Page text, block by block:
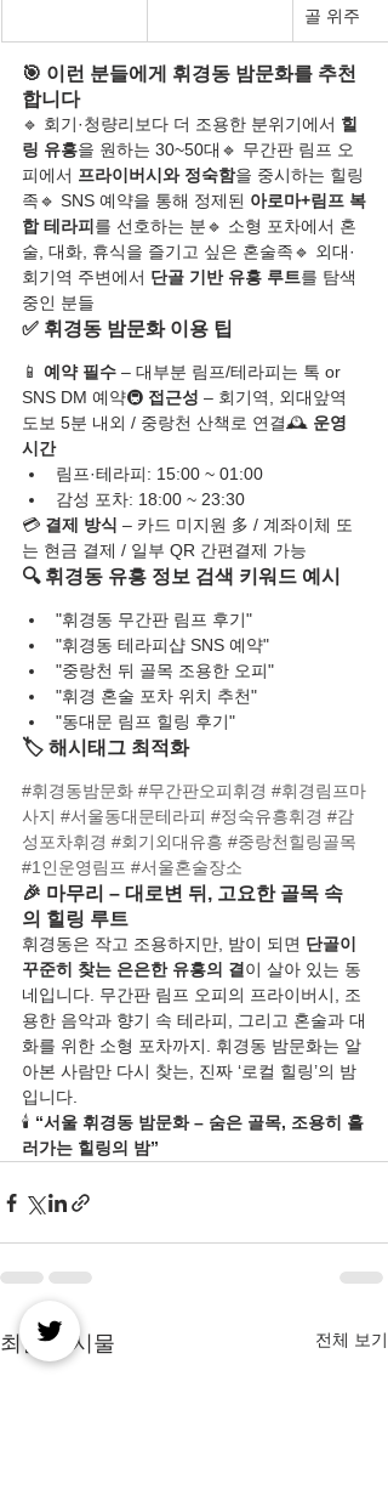
골 위주
🎯 이런 분들에게 휘경동 밤문화를 추천
합니다
🔹 회기·청량리보다 더 조용한 분위기에서 힐
링 유흥을 원하는 30~50대🔹 무간판 림프 오
피에서 프라이버시와 정숙함을 중시하는 힐링
족🔹 SNS 예약을 통해 정제된 아로마+림프 복
합 테라피 를 선호하는 분🔹 소형 포차에서 혼
술, 대화, 휴식을 즐기고 싶은 혼술족🔹 외대·
회기역 주변에서 단골 기반 유흥 루트를 탐색
중인 분들
✅ 휘경동 밤문화 이용 팁
📱 예약 필수 – 대부분 림프/테라피는 톡 or
SNS DM 예약🚇 접근성 – 회기역, 외대앞역
도보 5분 내외 / 중랑천 산책로 연결🕰️ 운영
시간
림프·테라피: 15:00 ~ 01:00
감성 포차: 18:00 ~ 23:30
💳 결제 방식 – 카드 미지원 多 / 계좌이체 또
는 현금 결제 / 일부 QR 간편결제 가능
🔍 휘경동 유흥 정보 검색 키워드 예시
"휘경동 무간판 림프 후기"
"휘경동 테라피샵 SNS 예약"
"중랑천 뒤 골목 조용한 오피"
"휘경 혼술 포차 위치 추천"
"동대문 림프 힐링 후기"
🏷️ 해시태그 최적화
#휘경동밤문화 #무간판오피휘경 #휘경림프마
사지 #서울동대문테라피 #정숙유흥휘경 #감
성포차휘경 #회기외대유흥 #중랑천힐링골목
#1인운영림프 #서울혼술장소
🎉 마무리 – 대로변 뒤, 고요한 골목 속
의 힐링 루트
휘경동은 작고 조용하지만, 밤이 되면 단골이
꾸준히 찾는 은은한 유흥의 결 이 살아 있는 동
네입니다. 무간판 림프 오피의 프라이버시, 조
용한 음악과 향기 속 테라피, 그리고 혼술과 대
화를 위한 소형 포차까지. 휘경동 밤문화는 알
아본 사람만 다시 찾는, 진짜 ‘로컬 힐링’의 밤
입니다.
🕯️ “서울 휘경동 밤문화 – 숨은 골목, 조용히 흘
러가는 힐링의 밤”
최근 게시물 전체 보기